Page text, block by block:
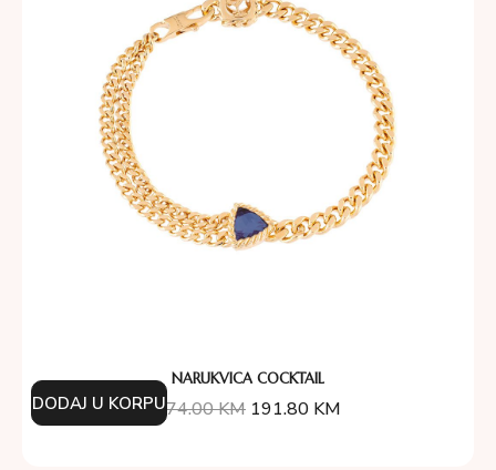
NARUKVICA COCKTAIL
274.00KM 191.80 KM
DODAJ U KORPU